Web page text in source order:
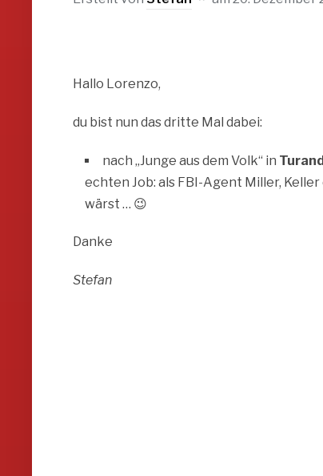
Hallo Lorenzo,
du bist nun das dritte Mal dabei:
nach „Junge aus dem Volk“ in
echten Job: als FBI-Agent Miller,
wärst … 😉
Danke
Stefan